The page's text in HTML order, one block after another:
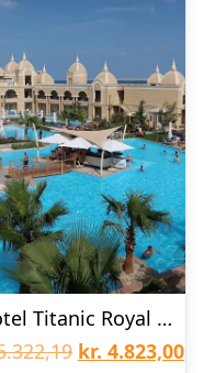
Hotel Titanic Royal Resort
Den
kr. 4.823,00